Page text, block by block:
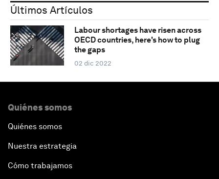
Últimos Artículos
Labour shortages have risen across
OECD countries, here's how to plug
the gaps
02 dic 2022
Quiénes somos
Quiénes somos
Nuestra estrategia
Cómo trabajamos